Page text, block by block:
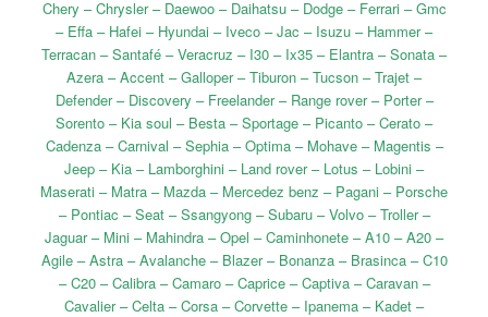
Chery – Chrysler – Daewoo – Daihatsu – Dodge – Ferrari – Gmc
– Effa – Hafei – Hyundai – Iveco – Jac – Isuzu – Hammer –
Terracan – Santafé – Veracruz – I30 – Ix35 – Elantra – Sonata –
Azera – Accent – Galloper – Tiburon – Tucson – Trajet –
Defender – Discovery – Freelander – Range rover – Porter –
Sorento – Kia soul – Besta – Sportage – Picanto – Cerato –
Cadenza – Carnival – Sephia – Optima – Mohave – Magentis –
Jeep – Kia – Lamborghini – Land rover – Lotus – Lobini –
Maserati – Matra – Mazda – Mercedez benz – Pagani – Porsche
– Pontiac – Seat – Ssangyong – Subaru – Volvo – Troller –
Jaguar – Mini – Mahindra – Opel – Caminhonete – A10 – A20 –
Agile – Astra – Avalanche – Blazer – Bonanza – Brasinca – C10
– C20 – Calibra – Camaro – Caprice – Captiva – Caravan –
Cavalier – Celta – Corsa – Corvette – Ipanema – Kadet –